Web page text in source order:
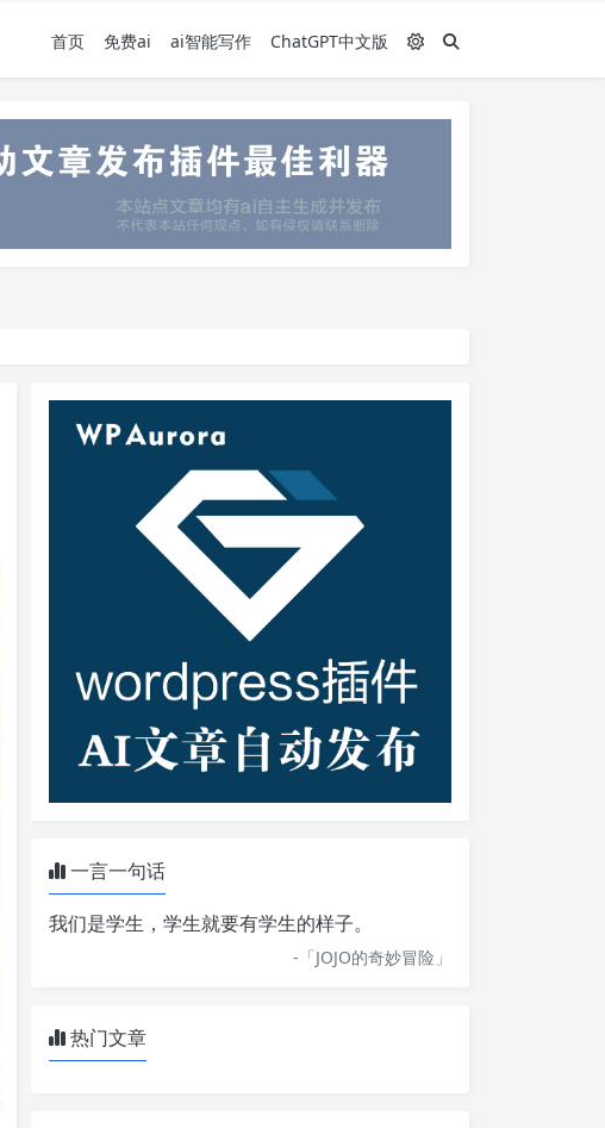
首页 免费ai ai智能写作 ChatGPT中文版
一言一句话
我们是学生，学生就要有学生的样子。
-「JOJO的奇妙冒险 」
热门文章